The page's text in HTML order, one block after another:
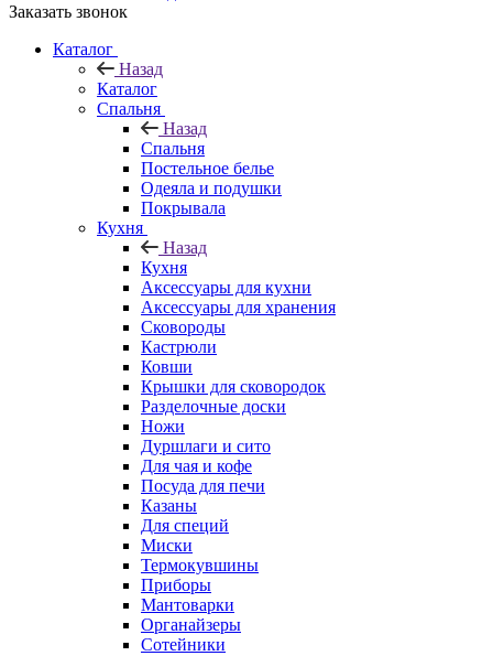
Заказать звонок
Каталог
Назад
Каталог
Спальня
Назад
Спальня
Постельное белье
Одеяла и подушки
Покрывала
Кухня
Назад
Кухня
Аксессуары для кухни
Аксессуары для хранения
Сковороды
Кастрюли
Ковши
Крышки для сковородок
Разделочные доски
Ножи
Дуршлаги и сито
Для чая и кофе
Посуда для печи
Казаны
Для специй
Миски
Термокувшины
Приборы
Мантоварки
Органайзеры
Сотейники